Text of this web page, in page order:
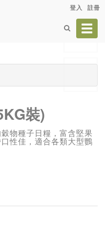
登入 註冊
裝)
物種子日糧，富含堅果
性佳，適合各類大型鸚